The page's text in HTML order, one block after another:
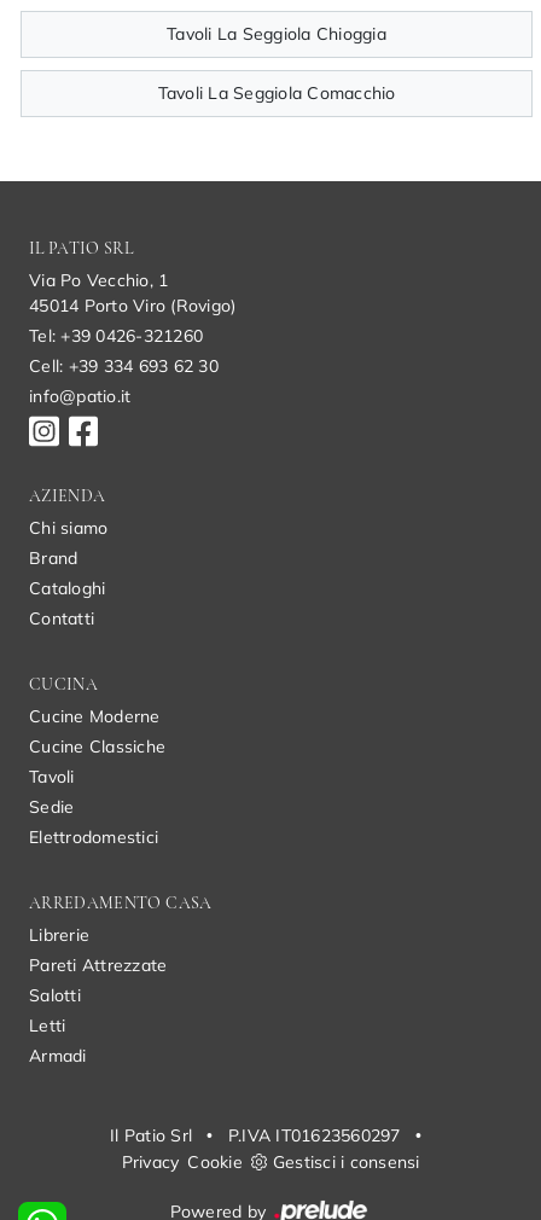
Tavoli La Seggiola Chioggia
Tavoli La Seggiola Comacchio
IL PATIO SRL
Via Po Vecchio, 1
45014 Porto Viro (Rovigo)
Tel: +39 0426-321260
Cell: +39 334 693 62 30
info@patio.it
AZIENDA
Chi siamo
Brand
Cataloghi
Contatti
CUCINA
Cucine Moderne
Cucine Classiche
Tavoli
Sedie
Elettrodomestici
ARREDAMENTO CASA
Librerie
Pareti Attrezzate
Salotti
Letti
Armadi
Il Patio Srl • P.IVA IT01623560297
•
Privacy Cookie Gestisci i consensi
Powered by